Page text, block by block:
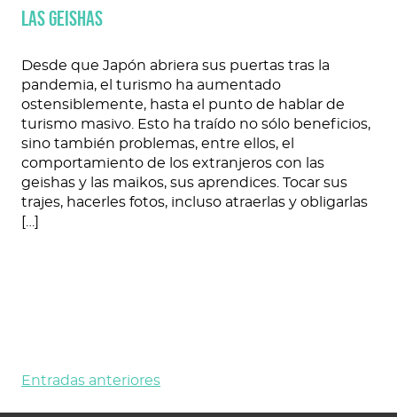
las geishas
Desde que Japón abriera sus puertas tras la
pandemia, el turismo ha aumentado
ostensiblemente, hasta el punto de hablar de
turismo masivo. Esto ha traído no sólo beneficios,
sino también problemas, entre ellos, el
comportamiento de los extranjeros con las
geishas y las maikos, sus aprendices. Tocar sus
trajes, hacerles fotos, incluso atraerlas y obligarlas
[…]
Navegación
Entradas anteriores